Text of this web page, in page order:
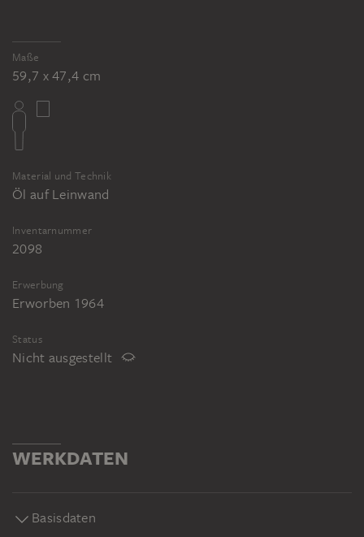
Maße
59,7 x 47,4 cm
Material und Technik
Öl auf Leinwand
Inventarnummer
2098
Erwerbung
Erworben 1964
Status
Nicht ausgestellt
WERKDATEN
Basisdaten